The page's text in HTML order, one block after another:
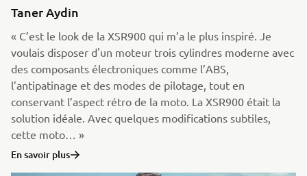
Taner Aydin
« C’est le look de la XSR900 qui m’a le plus inspiré. Je
voulais disposer d'un moteur trois cylindres moderne avec
des composants électroniques comme l’ABS,
l’antipatinage et des modes de pilotage, tout en
conservant l’aspect rétro de la moto. La XSR900 était la
solution idéale. Avec quelques modifications subtiles,
cette moto… »
En savoir plus